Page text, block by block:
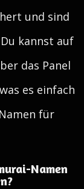
und sind
kannst auf
das Panel
es einfach
für
Namen